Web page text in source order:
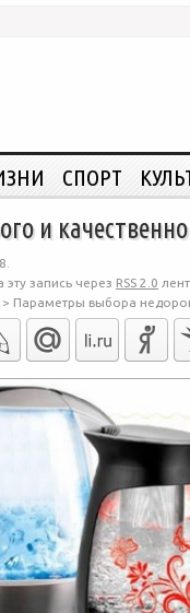
СПОРТ
и
запись через RSS 2.0
> Параметры выбора